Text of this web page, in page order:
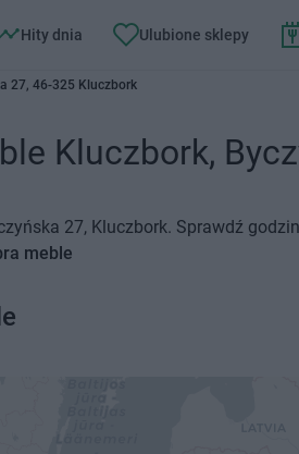
Hity dnia Ulubione sklepy
27, 46-325 Kluczbork
Kluczbork,
27, Kluczbork. Sprawdź
meble